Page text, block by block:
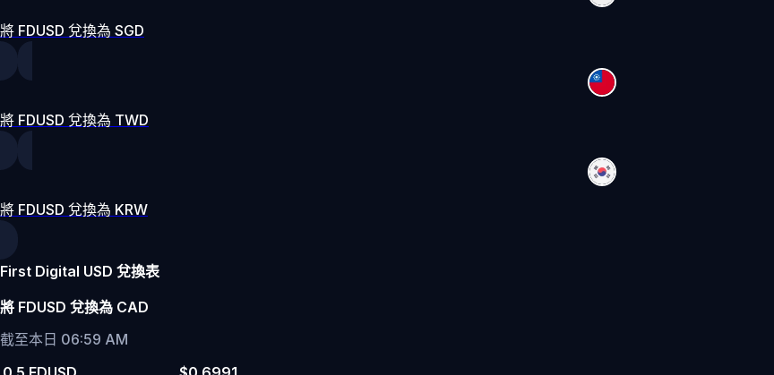
將 FDUSD 兌換為 SGD
將 FDUSD 兌換為 TWD
將 FDUSD 兌換為 KRW
First Digital USD 兌換表
將 FDUSD 兌換為 CAD
截至本日 06:59 AM